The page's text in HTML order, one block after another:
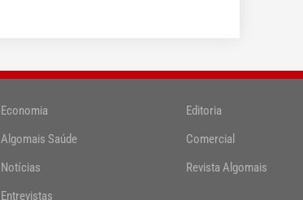
Economia
Algomais Saúde
Notícias
Entrevistas
Editoria
Comercial
Revista Algomais